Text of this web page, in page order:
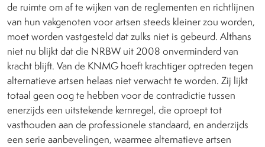
de ruimte om af te wijken van de reglementen en richtlijnen
van hun vakgenoten voor artsen steeds kleiner zou worden,
moet worden vastgesteld dat zulks niet is gebeurd. Althans
niet nu blijkt dat die NRBW uit 2008 onverminderd van
kracht blijft. Van de KNMG hoeft krachtiger optreden tegen
alternatieve artsen helaas niet verwacht te worden. Zij lijkt
totaal geen oog te hebben voor de contradictie tussen
enerzijds een uitstekende kernregel, die oproept tot
vasthouden aan de professionele standaard, en anderzijds
een serie aanbevelingen, waarmee alternatieve artsen